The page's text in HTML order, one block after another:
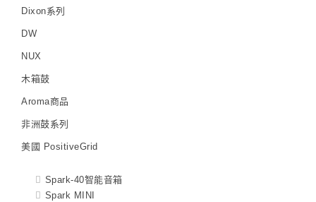
Dixon系列
DW
NUX
木箱鼓
Aroma商品
非洲鼓系列
美國 PositiveGrid
Spark-40智能音箱
Spark MINI